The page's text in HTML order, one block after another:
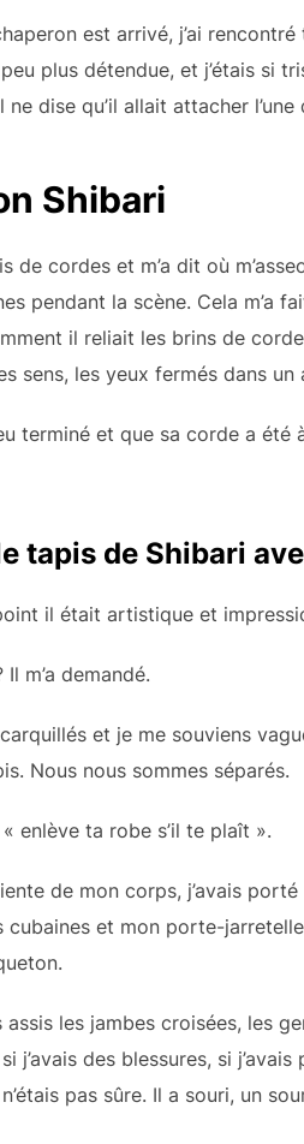
est arrivé, j’ai
plus détendue, et j’étais si
dise qu’il allait attacher
Shibari
de cordes et m’a dit où
pendant la scène. Cela m’a
il reliait les brins de
sens, les yeux fermés dans un
terminé et que sa corde a été
tapis de Shibari
il était artistique et
m’a demandé.
et je me souviens
Nous nous sommes séparés.
enlève ta robe s’il te plaît ».
de mon corps, j’avais
cubaines et mon porte-
assis les jambes croisées, les
j’avais des blessures, si
pas sûre. Il a souri, un